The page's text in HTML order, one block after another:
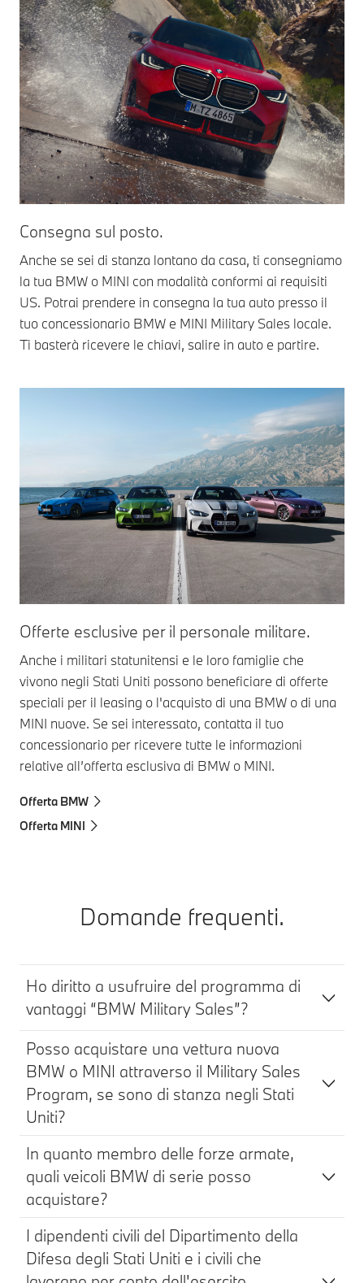
Consegna sul posto.
Anche se sei di stanza lontano da casa, ti consegniamo
la tua BMW o MINI con modalità conformi ai requisiti
US. Potrai prendere in consegna la tua auto presso il
tuo concessionario BMW e MINI Military Sales locale.
Ti basterà ricevere le chiavi, salire in auto e partire.
Offerte esclusive per il personale militare.
Anche i militari statunitensi e le loro famiglie che
vivono negli Stati Uniti possono beneficiare di offerte
speciali per il leasing o l'acquisto di una BMW o di una
MINI nuove. Se sei interessato, contatta il tuo
concessionario per ricevere tutte le informazioni
relative all’offerta esclusiva di BMW o MINI.
Offerta BMW
Offerta MINI
Domande frequenti.
Ho diritto a usufruire del programma di
vantaggi “BMW Military Sales”?
Posso acquistare una vettura nuova
BMW o MINI attraverso il Military Sales
Program, se sono di stanza negli Stati
Uniti?
In quanto membro delle forze armate,
quali veicoli BMW di serie posso
acquistare?
I dipendenti civili del Dipartimento della
Difesa degli Stati Uniti e i civili che